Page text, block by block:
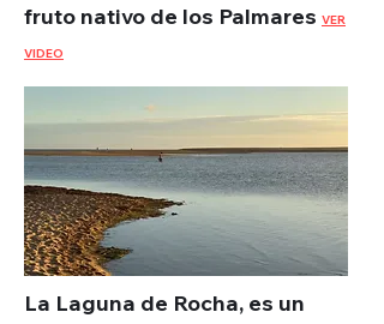
fruto nativo de los Palmares VER
VIDEO
La Laguna de Rocha, es un